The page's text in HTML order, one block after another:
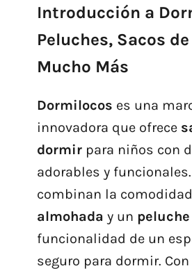
Introducción a
Peluches, Sacos
Mucho Más
Dormilocos es una
innovadora que ofrece
dormirpara niños con
adorables y
combinan la
almohada y un peluche
funcionalidad de un
seguro para dormir.